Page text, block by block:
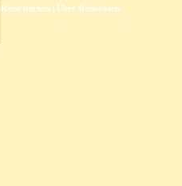
Reise buchen| Über Reiseoasen